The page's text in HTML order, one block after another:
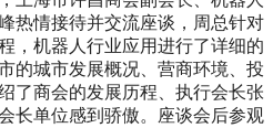
热情接待并交流座谈，周总针对
，机器人行业应用进行了详细的
的城市发展概况、营商环境、投
了商会的发展历程、执行会长张
长单位感到骄傲。座谈会后参观